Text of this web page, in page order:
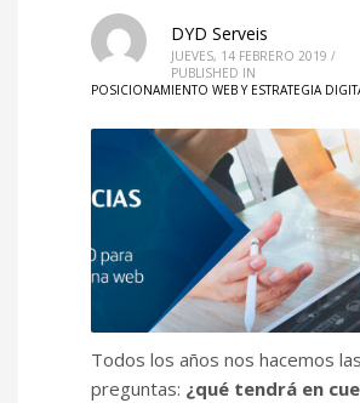
DYD Serveis
JUEVES, 14 FEBRERO 2019 /
PUBLISHED IN
POSICIONAMIENTO WEB Y ESTRATEGIA
Todos los años nos hacemos
preguntas: ¿qué tendrá en